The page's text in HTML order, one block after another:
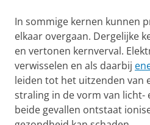
In sommige kernen kunnen
elkaar overgaan. Dergelijke
en vertonen kernverval.
verwisselen en als daarbij
leiden tot het uitzenden van
straling in de vorm van licht-
beide gevallen ontstaat